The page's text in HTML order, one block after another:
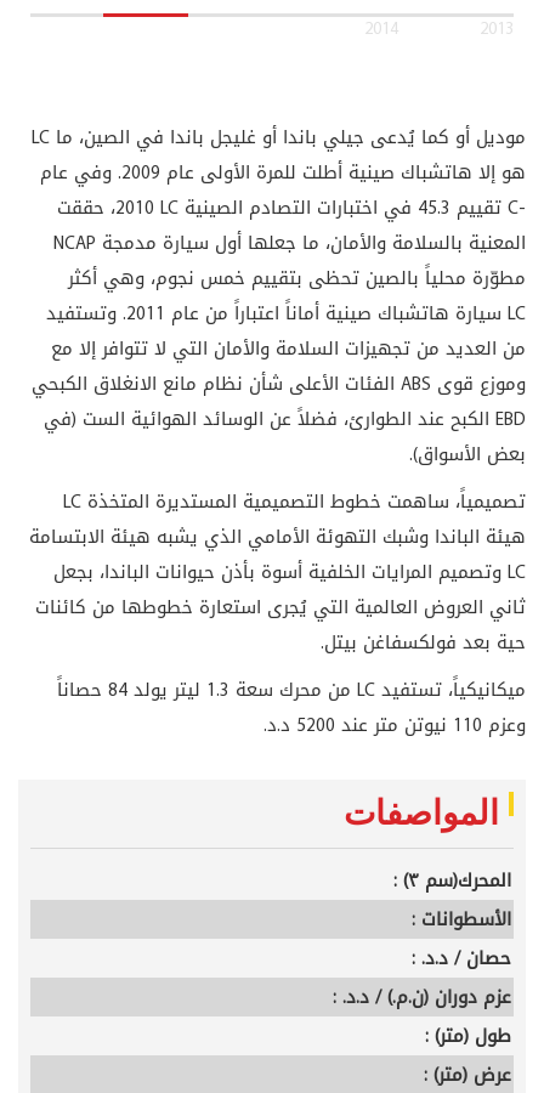
2013
2014
موديل أو كما يُدعى جيلي باندا أو غليجل باندا في الصين، ما
هو إلا هاتشباك صينية أطلت للمرة الأولى عام 2009. وفي عام
2010، حققت LC تقييم 45.3 في اختبارات التصادم الصينيةC-
NCAP المعنية بالسلامة والأمان، ما جعلها أول سيارة مدمجة
مطوّرة محلياً بالصين تحظى بتقييم خمس نجوم، وهي أكثر
سيارة هاتشباك صينية أماناً اعتباراً من عام 2011. وتستفيد LC
من العديد من تجهيزات السلامة والأمان التي لا تتوافر إلا مع
الفئات الأعلى شأن نظام مانع الانغلاق الكبحي ABS وموزع قوى
الكبح عند الطوارئ EBD
، فضلاً عن الوسائد الهوائية الست (في
بعض الأسواق).
تصميمياً، ساهمت خطوط التصميمية المستديرة المتخذة
هيئة الباندا وشبك التهوئة الأمامي الذي يشبه هيئة الابتسامة
وتصميم المرايات الخلفية أسوة بأذن حيوانات الباندا، بجعلLC
ثاني العروض العالمية التي يُجرى استعارة خطوطها من كائنات
حية بعد فولكسفاغن بيتل.
ميكانيكياً، تستفيد
من محرك سعة 1.3 ليتر يولد 84 حصاناً
وعزم 110 نيوتن متر عند 5200 د.د
.
المواصفات
المحرك(سم ٣) :
الأسطوانات :
حصان / د.د. :
عزم دوران (ن.م.) / د.د. :
طول (متر) :
عرض (متر) :